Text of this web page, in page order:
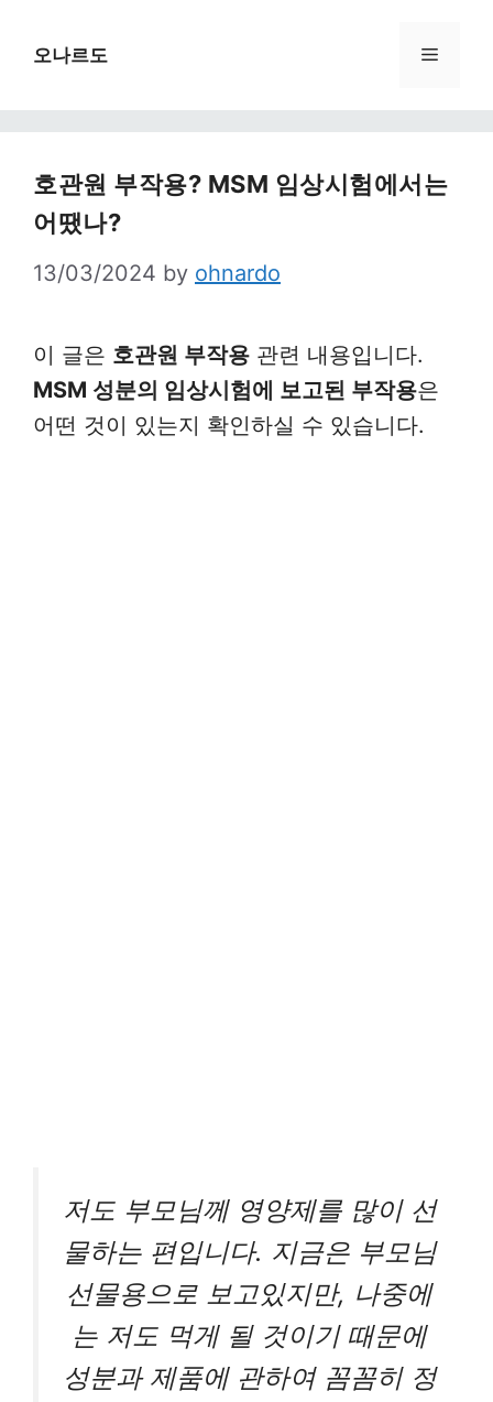
오나르도 Menu
호관원 부작용? MSM 임상시험에서는
어땠나?
13/03/2024 by ohnardo
이 글은 호관원 부작용 관련 내용입니다.
MSM 성분의 임상시험에 보고된 부작용은
어떤 것이 있는지 확인하실 수 있습니다.
저도 부모님께 영양제를 많이 선
물하는 편입니다. 지금은 부모님
선물용으로 보고있지만, 나중에
는 저도 먹게 될 것이기 때문에
성분과 제품에 관하여 꼼꼼히 정